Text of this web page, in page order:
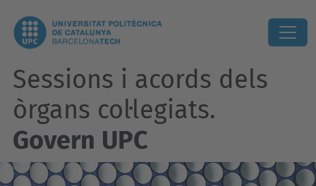
Sessions i acords dels
òrgans col·legiats.
Govern UPC